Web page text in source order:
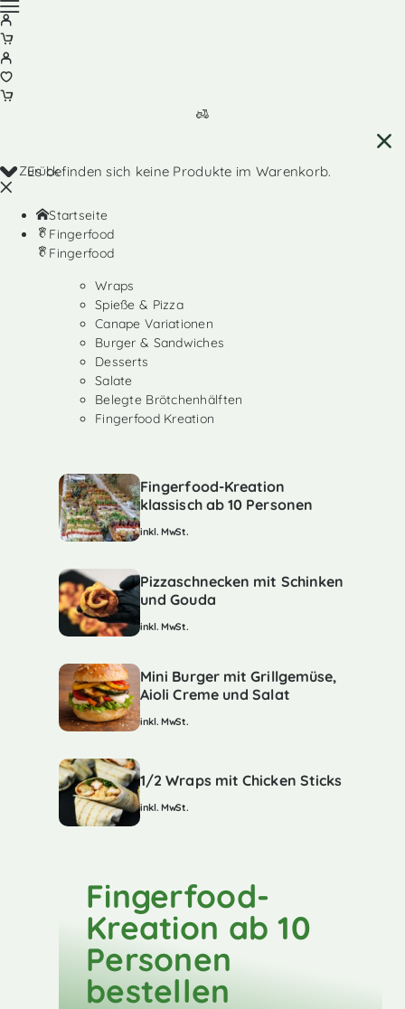
Es befinden sich keine Produkte im Warenkorb.
Zurück
Startseite
Fingerfood
Fingerfood
Wraps
Spieße & Pizza
Canape Variationen
Burger & Sandwiches
Desserts
Salate
Belegte Brötchenhälften
Fingerfood Kreation
Fingerfood-Kreation
klassisch ab 10 Personen
inkl. MwSt.
Pizzaschnecken mit Schinken
und Gouda
inkl. MwSt.
Mini Burger mit Grillgemüse,
Aioli Creme und Salat
inkl. MwSt.
1/2 Wraps mit Chicken Sticks
inkl. MwSt.
Fingerfood-
Kreation ab 10
Personen
bestellen